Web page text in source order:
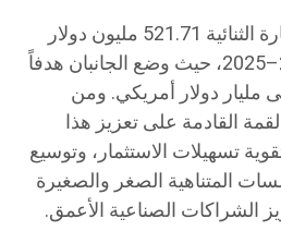
وقد بلغ حجم التجارة الثنائية 521.71 مليون دولار
أمريكي في 2024–2025، حيث وضع الجانبان هدفاً
مليار دولار أمريكي. ومن
القادمة على تعزيز هذا
تسهيلات الاستثمار، وتوسيع
المتناهية الصغر والصغيرة
الشراكات الصناعية الأعمق.